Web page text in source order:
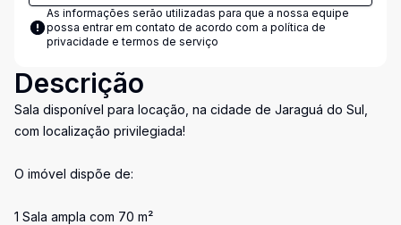
As informações serão utilizadas para que a nossa equipe
possa entrar em contato de acordo com a política de
privacidade e termos de serviço
Descrição
Sala disponível para locação, na cidade de Jaraguá do Sul,
com localização privilegiada!
O imóvel dispõe de:
1 Sala ampla com 70 m²